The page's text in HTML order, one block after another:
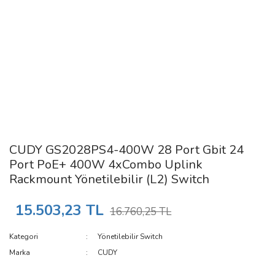
CUDY GS2028PS4-400W 28 Port Gbit 24
Port PoE+ 400W 4xCombo Uplink
Rackmount Yönetilebilir (L2) Switch
15.503,23 TL 16.760,25 TL
Kategori
Yönetilebilir Switch
Marka
CUDY